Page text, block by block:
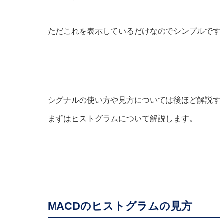
ただこれを表示しているだけなのでシンプルです
シグナルの使い方や見方については後ほど解説
まずはヒストグラムについて解説します。
MACDのヒストグラムの見方